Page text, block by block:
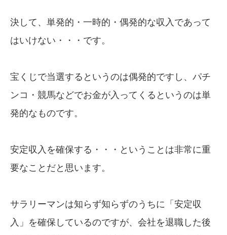
決して、単発的・一時的・偶発的な収入であって
はいけない・・・です。
宝くじで当選するというのは偶発的ですし、パチ
ンコ・競馬などでお金が入ってくるというのは単
発的なものです。
安定収入を確保する・・・ということは非常に重
要なことだと思います。
サラリーマンは知らず知らずのうちに「安定収
入」を確保しているのですが、会社を退職した後